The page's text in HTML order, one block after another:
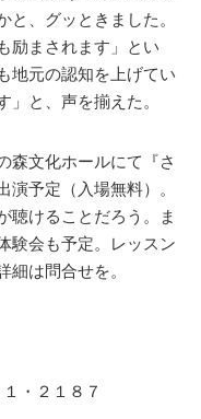
、グッときました。
励まされます」とい
地元の認知を上げてい
」と、声を揃えた。
森文化ホールにて『さ
予定（入場無料）。
聴けることだろう。ま
験会も予定。レッスン
細は問合せを。
・２１８７